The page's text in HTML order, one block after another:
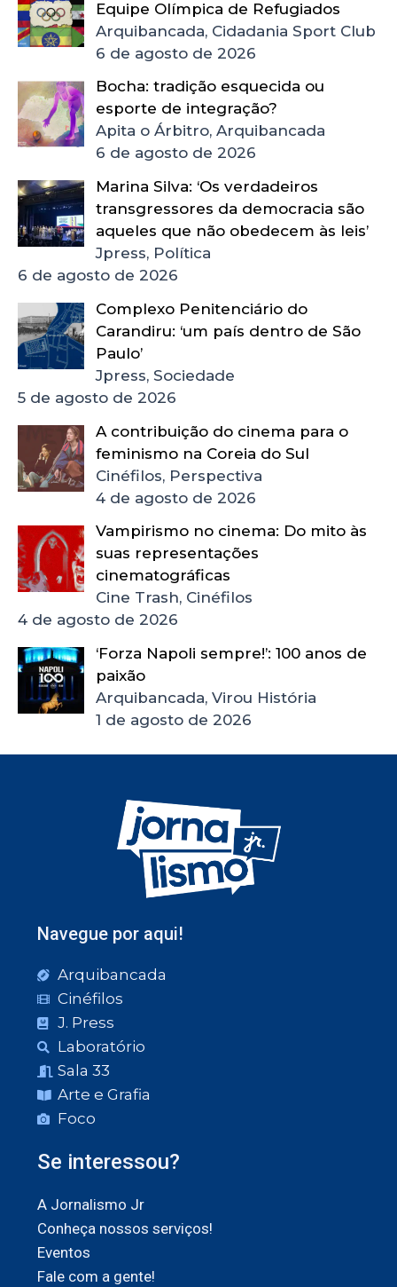
Equipe Olímpica de Refugiados
Arquibancada, Cidadania Sport Club
6 de agosto de 2026
Bocha: tradição esquecida ou
esporte de integração?
Apita o Árbitro, Arquibancada
6 de agosto de 2026
Marina Silva: ‘Os verdadeiros
transgressores da democracia são
aqueles que não obedecem às leis’
Jpress, Política
6 de agosto de 2026
Complexo Penitenciário do
Carandiru: ‘um país dentro de São
Paulo’
Jpress, Sociedade
5 de agosto de 2026
A contribuição do cinema para o
feminismo na Coreia do Sul
Cinéfilos, Perspectiva
4 de agosto de 2026
Vampirismo no cinema: Do mito às
suas representações
cinematográficas
Cine Trash, Cinéfilos
4 de agosto de 2026
‘Forza Napoli sempre!’: 100 anos de
paixão
Arquibancada, Virou História
1 de agosto de 2026
Navegue por aqui!
Arquibancada
Cinéfilos
J. Press
Laboratório
Sala 33
Arte e Grafia
Foco
Se interessou?
A Jornalismo Jr
Conheça nossos serviços!
Eventos
Fale com a gente!